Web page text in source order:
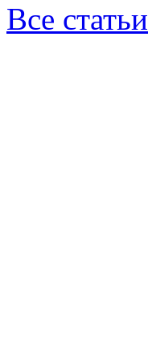
Все статьи